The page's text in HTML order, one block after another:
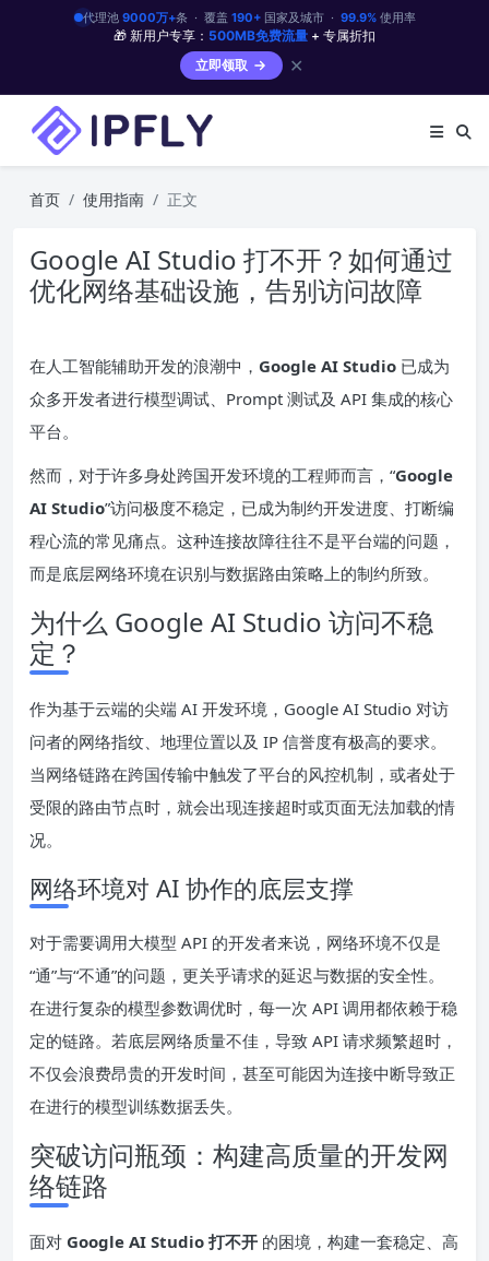
代理池 9000万+条 · 覆盖 190+国家及城市 · 99.9%使用率
🎁 新用户专享： 500MB免费流量 + 专属折扣
立即领取
✕
首页 使用指南 正文
Google AI Studio 打不开？如何通过
优化网络基础设施，告别访问故障
在人工智能辅助开发的浪潮中， Google AI Studio 已成为
众多开发者进行模型调试、Prompt 测试及 API 集成的核心
平台。
然而，对于许多身处跨国开发环境的工程师而言，“Google
AI Studio”访问极度不稳定，已成为制约开发进度、打断编
程心流的常见痛点。这种连接故障往往不是平台端的问题，
而是底层网络环境在识别与数据路由策略上的制约所致。
为什么 Google AI Studio 访问不稳
定？
作为基于云端的尖端 AI 开发环境，Google AI Studio 对访
问者的网络指纹、地理位置以及 IP 信誉度有极高的要求。
当网络链路在跨国传输中触发了平台的风控机制，或者处于
受限的路由节点时，就会出现连接超时或页面无法加载的情
况。
网络环境对 AI 协作的底层支撑
对于需要调用大模型 API 的开发者来说，网络环境不仅是
“通”与“不通”的问题，更关乎请求的延迟与数据的安全性。
在进行复杂的模型参数调优时，每一次 API 调用都依赖于稳
定的链路。若底层网络质量不佳，导致 API 请求频繁超时，
不仅会浪费昂贵的开发时间，甚至可能因为连接中断导致正
在进行的模型训练数据丢失。
突破访问瓶颈：构建高质量的开发网
络链路
面对 Google AI Studio 打不开 的困境，构建一套稳定、高